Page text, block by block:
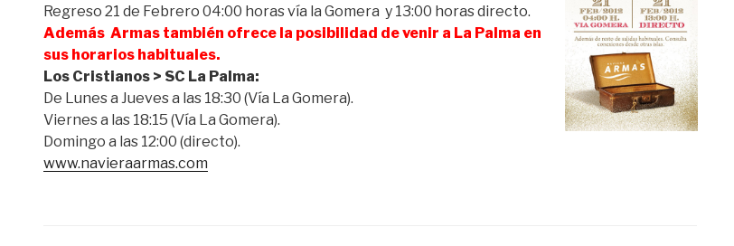
Regreso 21 de Febrero 04:00 horas vía la Gomera y 13:00 horas directo.
Además Armas también ofrece la posibilidad de venir a La Palma en
sus horarios habituales.
Los Cristianos > SC La Palma:
De Lunes a Jueves a las 18:30 (Vía La Gomera).
Viernes a las 18:15 (Vía La Gomera).
Domingo a las 12:00 (directo).
www.navieraarmas.com